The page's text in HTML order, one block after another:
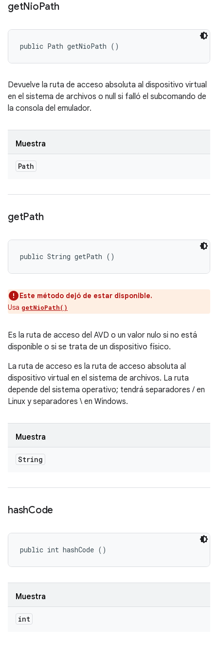
getNioPath
public Path getNioPath ()
Devuelve la ruta de acceso absoluta al dispositivo virtual
en el sistema de archivos o null si falló el subcomando de
la consola del emulador.
Muestra
Path
getPath
public String getPath ()
Este método dejó de estar disponible.
Usa getNioPath()
Es la ruta de acceso del AVD o un valor nulo si no está
disponible o si se trata de un dispositivo físico.
La ruta de acceso es la ruta de acceso absoluta al
dispositivo virtual en el sistema de archivos. La ruta
depende del sistema operativo; tendrá separadores / en
Linux y separadores \ en Windows.
Muestra
String
hashCode
public int hashCode ()
Muestra
int